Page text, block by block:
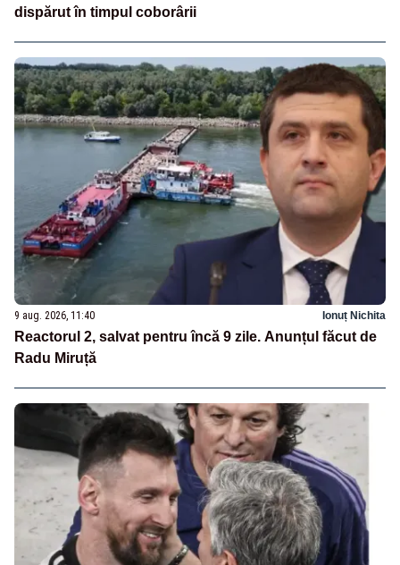
dispărut în timpul coborârii
9 aug. 2026, 11:40 Ionuț Nichita
Reactorul 2, salvat pentru încă 9 zile. Anunțul făcut de
Radu Miruță